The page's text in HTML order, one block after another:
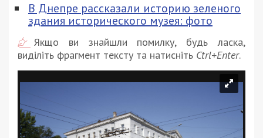
В Днепре рассказали историю зеленого
здания исторического музея: фото
Якщо ви знайшли помилку, будь ласка,
виділіть фрагмент тексту та натисніть Ctrl+Enter.